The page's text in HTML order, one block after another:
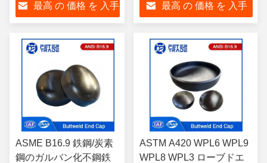
ャップ ASTM A403
WP304 ゴロゴロの管の
接続
最高 の 価格 を 入手
ップ SCH5〜SCH160v
最高 の 価格 を 入手
ASME B16.9 鉄鋼/炭素
鋼のガルバン化不鋼鉄
ASTM A420 WPL6 WPL9
WPL8 WPL3 ローブドエ